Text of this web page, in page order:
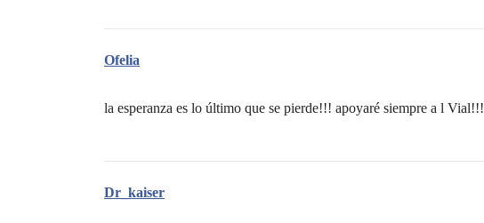
Ofelia
la esperanza es lo último que se pierde!!! apoyaré siempre a l Vial!!!
Dr_kaiser